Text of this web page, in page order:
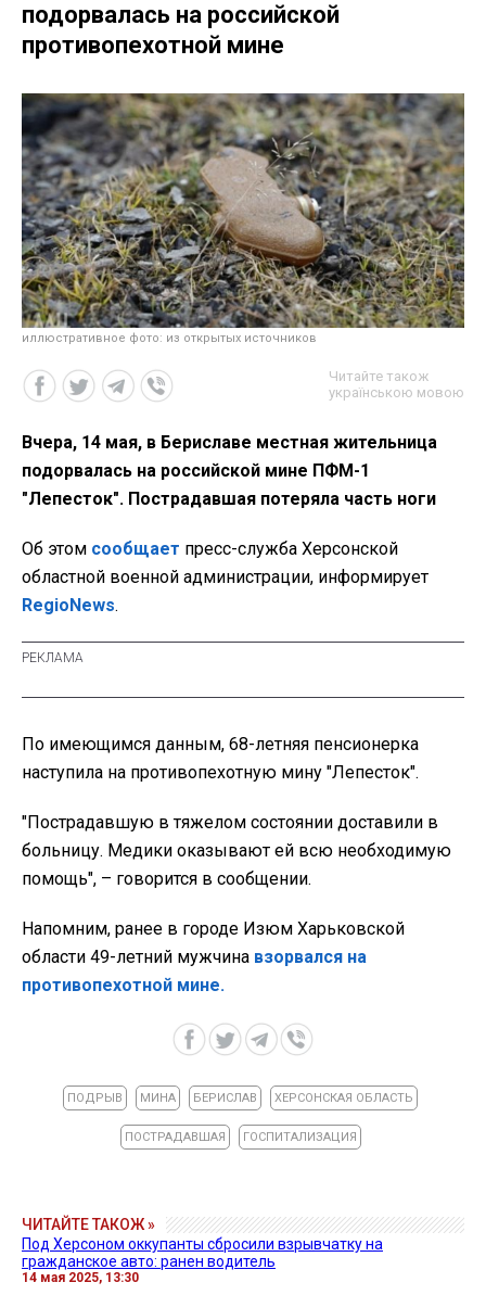
подорвалась на российской
противопехотной мине
иллюстративное фото: из открытых источников
Читайте також
українською мовою
Вчера, 14 мая, в Бериславе местная жительница
подорвалась на российской мине ПФМ-1
"Лепесток". Пострадавшая потеряла часть ноги
Об этом сообщает пресс-служба Херсонской
областной военной администрации, информирует
RegioNews.
По имеющимся данным, 68-летняя пенсионерка
наступила на противопехотную мину "Лепесток".
"Пострадавшую в тяжелом состоянии доставили в
больницу. Медики оказывают ей всю необходимую
помощь", – говорится в сообщении.
Напомним, ранее в городе Изюм Харьковской
области 49-летний мужчина взорвался на
противопехотной мине.
ПОДРЫВ МИНА БЕРИСЛАВ ХЕРСОНСКАЯ ОБЛАСТЬ
ПОСТРАДАВШАЯ ГОСПИТАЛИЗАЦИЯ
ЧИТАЙТЕ ТАКОЖ »
Под Херсоном оккупанты сбросили взрывчатку на
гражданское авто: ранен водитель
14 мая 2025, 13:30